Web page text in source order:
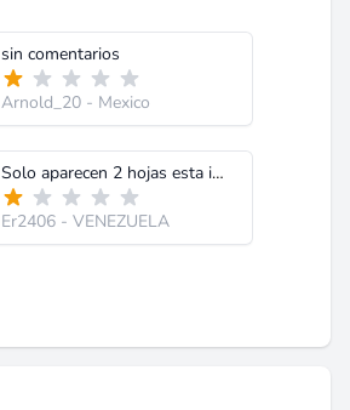
sin comentarios
Arnold_20 - Mexico
Solo aparecen 2 hojas esta incompleto
Er2406 - VENEZUELA